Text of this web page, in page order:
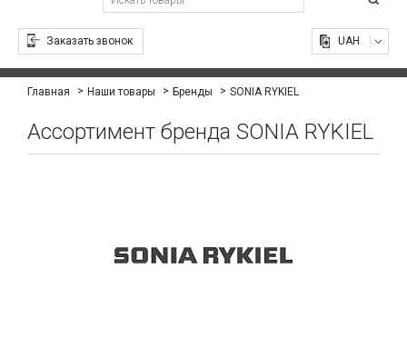
Заказать звонок UAH
Главная Наши товары Бренды SONIA RYKIEL
Ассортимент бренда SONIA RYKIEL